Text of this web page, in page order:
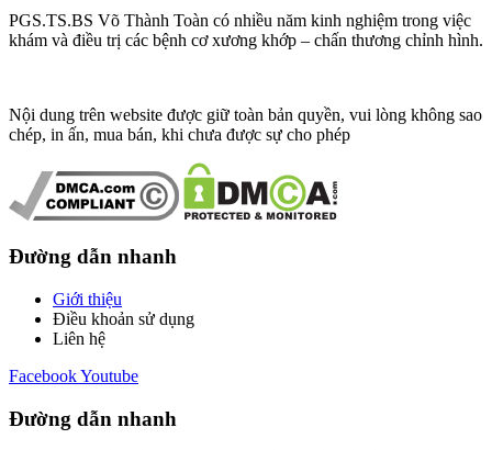
PGS.TS.BS Võ Thành Toàn có nhiều năm kinh nghiệm trong việc
khám và điều trị các bệnh cơ xương khớp – chấn thương chỉnh hình.
Nội dung trên website được giữ toàn bản quyền, vui lòng không sao
chép, in ấn, mua bán, khi chưa được sự cho phép
Đường dẫn nhanh
Giới thiệu
Điều khoản sử dụng
Liên hệ
FacebookYoutube
Đường dẫn nhanh